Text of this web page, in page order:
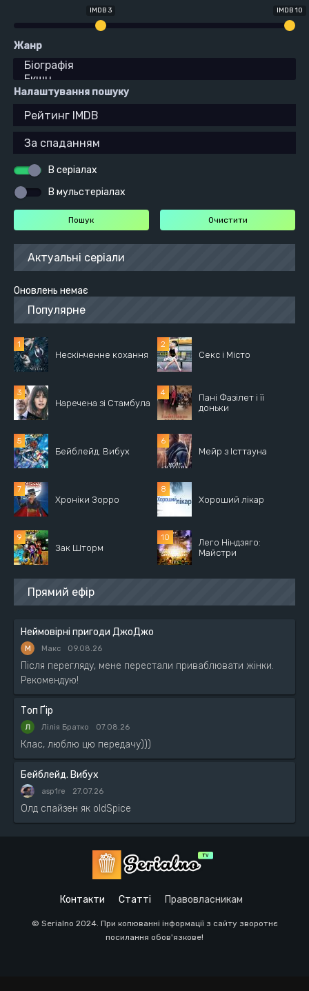
IMDB 3 IMDB 10
Жанр
Налаштування пошуку
В серіалах
В мульстеріалах
Актуальні серіали
Оновлень немає
Популярне
Нескінченне кохання Секс і Місто
Наречена зі Стамбула
Пані Фазілет і її
доньки
Бейблейд. Вибух Мейр з Істтауна
Хроніки Зорро Хороший лікар
Зак Шторм
Лего Ніндзяго:
Майстри
Прямий ефір
Неймовірні пригоди ДжоДжо
М Макс 09.08.26
Після перегляду, мене перестали приваблювати жінки.
Рекомендую!
Топ Ґір
Лілія Братко 07.08.26
Клас, люблю цю передачу)))
Бейблейд. Вибух
asp1re 27.07.26
Олд спайзен як oldSpice
Контакти Статті Правовласникам
© Serialno 2024. При копюванні інформації з сайту зворотнє
посилання обов'язкове!